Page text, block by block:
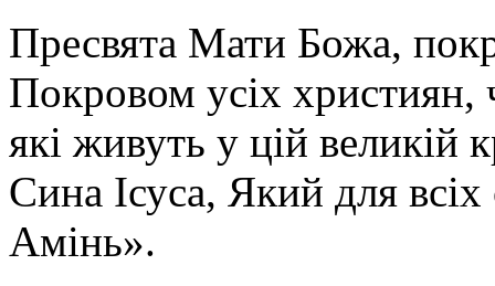
Пресвята Мати Божа,
Покровом усіх християн,
які живуть у цій великій
Сина Ісуса, Який для
Амінь».